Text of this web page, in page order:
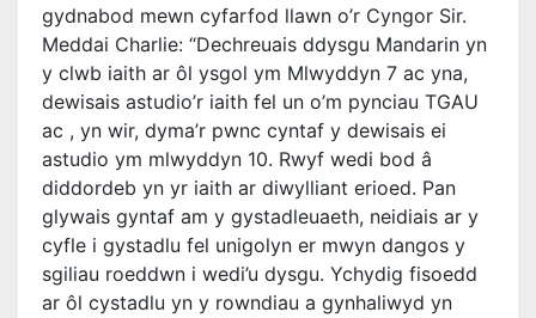
gydnabod mewn cyfarfod llawn o’r Cyngor Sir.
Meddai Charlie: “Dechreuais ddysgu Mandarin yn
y clwb iaith ar ôl ysgol ym Mlwyddyn 7 ac yna,
dewisais astudio’r iaith fel un o’m pynciau TGAU
ac , yn wir, dyma’r pwnc cyntaf y dewisais ei
astudio ym mlwyddyn 10. Rwyf wedi bod â
diddordeb yn yr iaith ar diwylliant erioed. Pan
glywais gyntaf am y gystadleuaeth, neidiais ar y
cyfle i gystadlu fel unigolyn er mwyn dangos y
sgiliau roeddwn i wedi’u dysgu. Ychydig fisoedd
ar ôl cystadlu yn y rowndiau a gynhaliwyd yn